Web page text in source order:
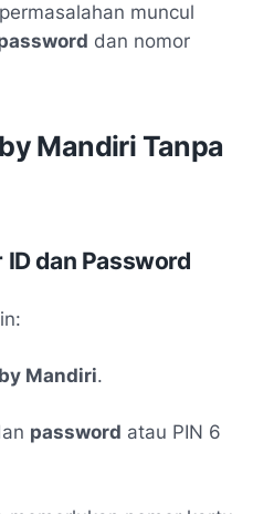
muncul
dan nomor
Mandiri Tanpa
ID dan Password
Mandiri.
password atau PIN 6